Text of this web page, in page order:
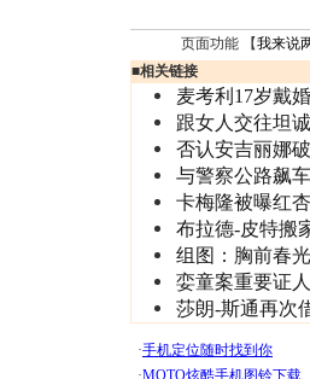
页面功能 【我来说
■相关链接
麦考利17岁戴
跟女人交往坦
否认安吉丽娜
与警察公路飙
卡梅隆被曝红
布拉德-皮特搬
组图：胸前春
娈童案重要证
莎朗-斯通再次